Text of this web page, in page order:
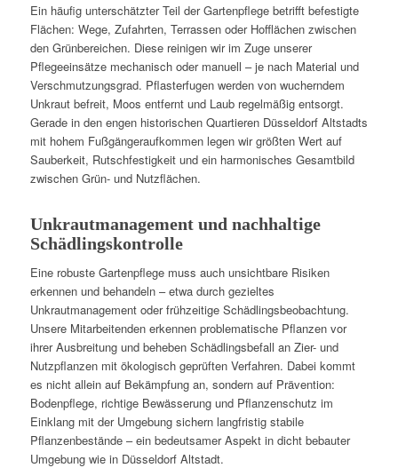
Ein häufig unterschätzter Teil der Gartenpflege betrifft befestigte
Flächen: Wege, Zufahrten, Terrassen oder Hofflächen zwischen
den Grünbereichen. Diese reinigen wir im Zuge unserer
Pflegeeinsätze mechanisch oder manuell – je nach Material und
Verschmutzungsgrad. Pflasterfugen werden von wucherndem
Unkraut befreit, Moos entfernt und Laub regelmäßig entsorgt.
Gerade in den engen historischen Quartieren Düsseldorf Altstadts
mit hohem Fußgängeraufkommen legen wir größten Wert auf
Sauberkeit, Rutschfestigkeit und ein harmonisches Gesamtbild
zwischen Grün- und Nutzflächen.
Unkrautmanagement und nachhaltige
Schädlingskontrolle
Eine robuste Gartenpflege muss auch unsichtbare Risiken
erkennen und behandeln – etwa durch gezieltes
Unkrautmanagement oder frühzeitige Schädlingsbeobachtung.
Unsere Mitarbeitenden erkennen problematische Pflanzen vor
ihrer Ausbreitung und beheben Schädlingsbefall an Zier- und
Nutzpflanzen mit ökologisch geprüften Verfahren. Dabei kommt
es nicht allein auf Bekämpfung an, sondern auf Prävention:
Bodenpflege, richtige Bewässerung und Pflanzenschutz im
Einklang mit der Umgebung sichern langfristig stabile
Pflanzenbestände – ein bedeutsamer Aspekt in dicht bebauter
Umgebung wie in Düsseldorf Altstadt.